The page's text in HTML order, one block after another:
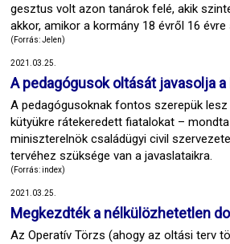
gesztus volt azon tanárok felé, akik
akkor, amikor a kormány 18 évről 16
(Forrás: Jelen)
2021.03.25.
A pedagógusok oltását javasolja
A pedagógusoknak fontos szerepük
kütyükre rátekeredett fiatalokat –
miniszterelnök családügyi civil
tervéhez szüksége van a javaslataikra.
(Forrás: index)
2021.03.25.
Megkezdték a nélkülözhetetlen
Az Operatív Törzs (ahogy az oltási terv